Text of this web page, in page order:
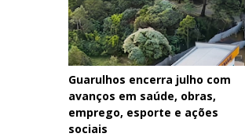
Guarulhos encerra julho com
avanços em saúde, obras,
emprego, esporte e ações
sociais